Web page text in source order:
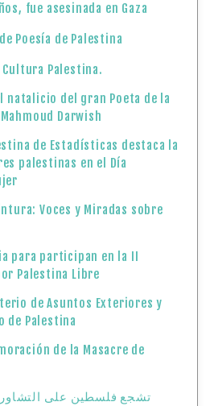
fue asesinada en Gaza
Poesía de Palestina
Palestina.
natalicio del gran Poeta de la
Darwish
de Estadísticas destaca la
palestinas en el Día
Voces y Miradas sobre
para participan en la II
Palestina Libre
de Asuntos Exteriores y
de Palestina
de la Masacre de
تشجع فلسطين على